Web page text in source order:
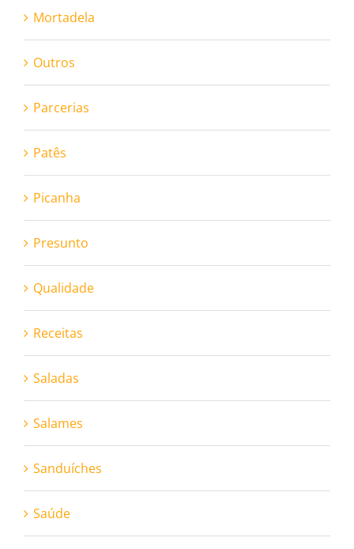
Mortadela
Outros
Parcerias
Patês
Picanha
Presunto
Qualidade
Receitas
Saladas
Salames
Sanduíches
Saúde